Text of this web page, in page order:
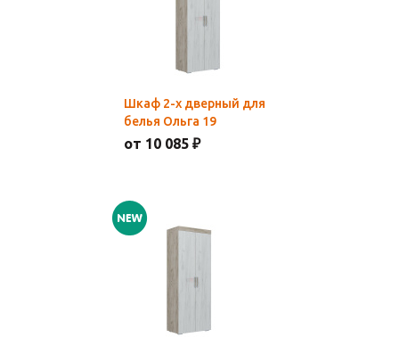
Шкаф 2-х дверный для
белья Ольга 19
от 10 085 ₽